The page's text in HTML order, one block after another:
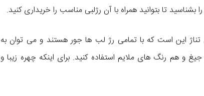
تا بتوانید همراه با آن رژلبی مناسب را خریداری کنید.
این است که با تمامی رژ لب ها جور هستند و می توان به
و هم رنگ های ملایم استفاده کنید. برای اینکه چهره زیبا و